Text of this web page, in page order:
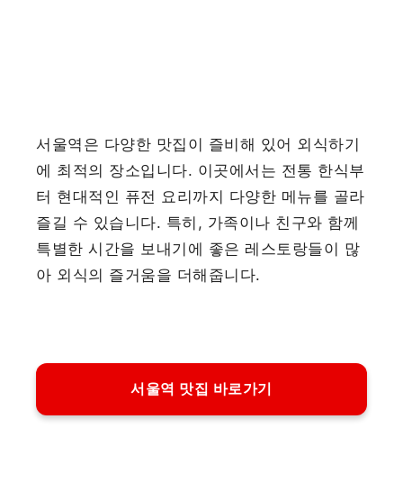
서울역은 다양한 맛집이 즐비해 있어 외식하기
에 최적의 장소입니다. 이곳에서는 전통 한식부
터 현대적인 퓨전 요리까지 다양한 메뉴를 골라
즐길 수 있습니다. 특히, 가족이나 친구와 함께
특별한 시간을 보내기에 좋은 레스토랑들이 많
아 외식의 즐거움을 더해줍니다.
서울역 맛집 바로가기